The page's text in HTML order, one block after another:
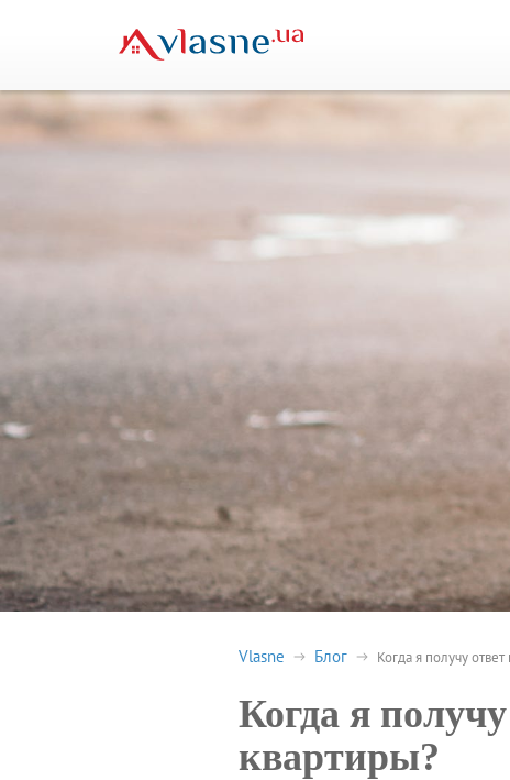
Vlasne Блог Когда я получу
Когда я
квартиры?